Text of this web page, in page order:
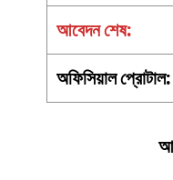
আবেদন শেষ:
অফিসিয়াল প্রোটাল: